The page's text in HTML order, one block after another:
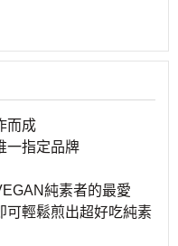
而成
一指定品牌
純素者的最愛
可輕鬆煎出超好吃純素